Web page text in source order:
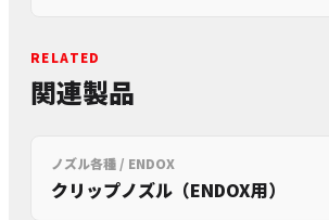
RELATED
関連製品
ノズル各種 / ENDOX
クリップノズル（ENDOX用）